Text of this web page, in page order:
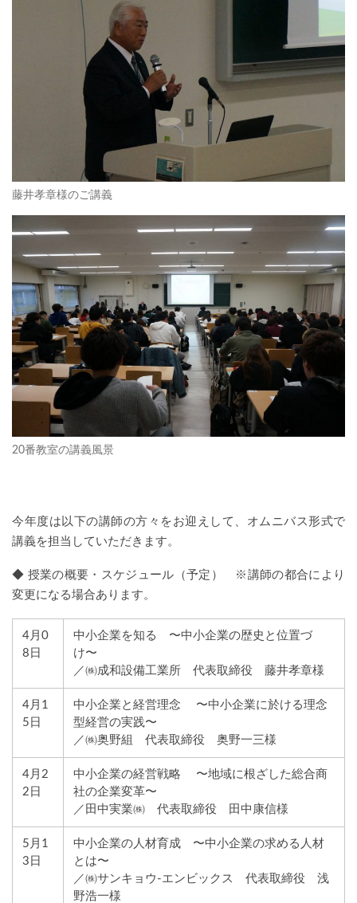
藤井孝章様のご講義
20番教室の講義風景
今年度は以下の講師の方々をお迎えして、オムニバス形式で
講義を担当していただきます。
◆ 授業の概要・スケジュール（予定） ※講師の都合により
変更になる場合あります。
4月0
8日
中小企業を知る 〜中小企業の歴史と位置づ
け〜
／㈱成和設備工業所 代表取締役 藤井孝章様
4月1
5日
中小企業と経営理念 〜中小企業に於ける理念
型経営の実践〜
／㈱奥野組 代表取締役 奥野一三様
4月2
2日
中小企業の経営戦略 〜地域に根ざした総合商
社の企業変革〜
／田中実業㈱ 代表取締役 田中康信様
5月1
3日
中小企業の人材育成 〜中小企業の求める人材
とは〜
／㈱サンキョウ-エンビックス 代表取締役 浅
野浩一様